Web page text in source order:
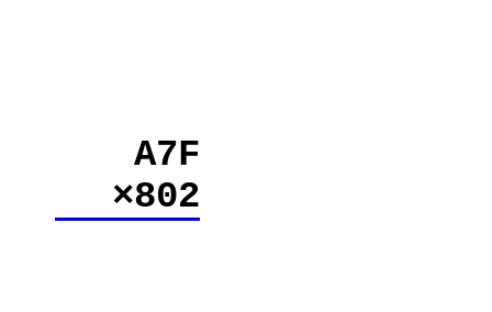
A7F
×802